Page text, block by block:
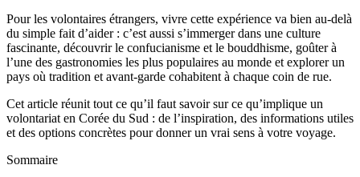
Pour les volontaires étrangers, vivre cette expérience va bien au-delà
du simple fait d’aider : c’est aussi s’immerger dans une culture
fascinante, découvrir le confucianisme et le bouddhisme, goûter à
l’une des gastronomies les plus populaires au monde et explorer un
pays où tradition et avant-garde cohabitent à chaque coin de rue.
Cet article réunit tout ce qu’il faut savoir sur ce qu’implique un
volontariat en Corée du Sud : de l’inspiration, des informations utiles
et des options concrètes pour donner un vrai sens à votre voyage.
Sommaire